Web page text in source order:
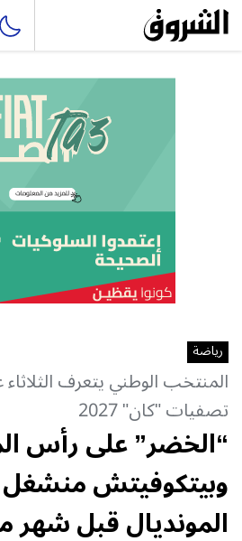
رياضة
المنتخب الوطني يتعرف
تصفيات "كان" 2027
“الخضر” على رأس
وبيتكوفيتش
المونديال قبل شهر